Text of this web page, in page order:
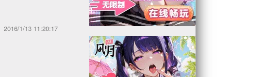
2016/1/13 11:20:17